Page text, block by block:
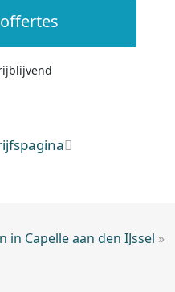
Capelle aan den IJssel »